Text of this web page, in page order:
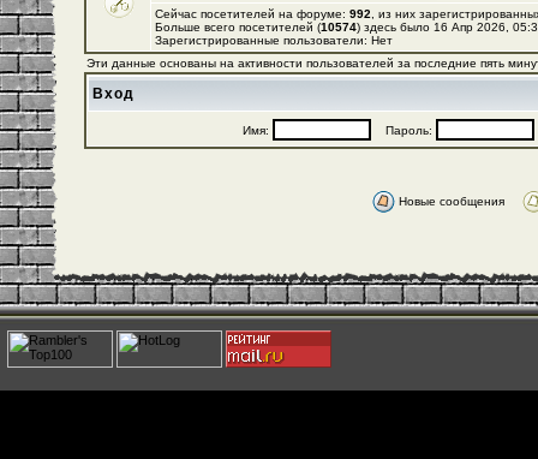
Сейчас посетителей на форуме: 992 , из них
Больше всего посетителей (10574) здесь было 16 Апр 2026,
Зарегистрированные пользователи: Нет
Эти данные основаны на активности пользователей за последние пять
Вход
Имя: Пароль:
Новые сообщения